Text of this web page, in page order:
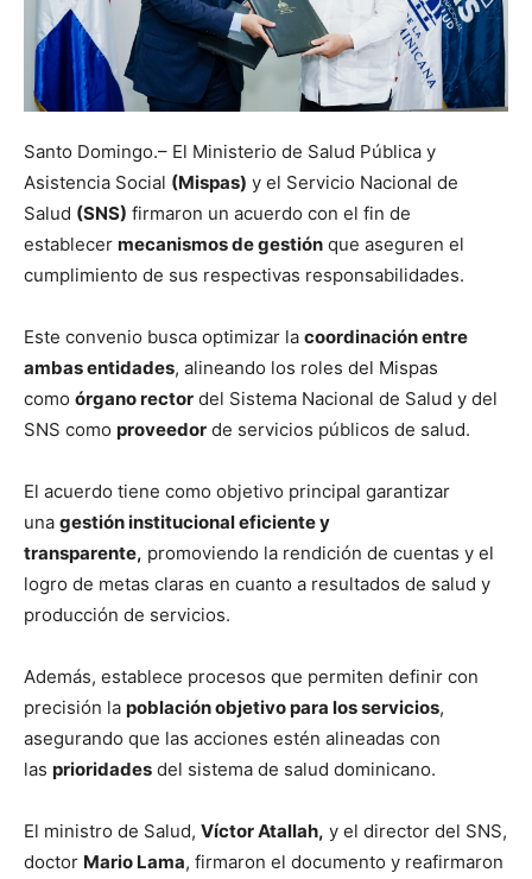
Santo Domingo.– El Ministerio de Salud Pública y
Asistencia Social (Mispas) y el Servicio Nacional de
Salud (SNS) firmaron un acuerdo con el fin de
establecer mecanismos de gestión que aseguren el
cumplimiento de sus respectivas responsabilidades.
Este convenio busca optimizar la coordinación entre
ambas entidades, alineando los roles del Mispas
como órgano rector del Sistema Nacional de Salud y del
SNS como proveedor de servicios públicos de salud.
El acuerdo tiene como objetivo principal garantizar
una gestión institucional eficiente y
transparente, promoviendo la rendición de cuentas y el
logro de metas claras en cuanto a resultados de salud y
producción de servicios.
Además, establece procesos que permiten definir con
precisión la población objetivo para los servicios,
asegurando que las acciones estén alineadas con
las prioridades del sistema de salud dominicano.
El ministro de Salud, Víctor Atallah, y el director del SNS,
doctor Mario Lama, firmaron el documento y reafirmaron